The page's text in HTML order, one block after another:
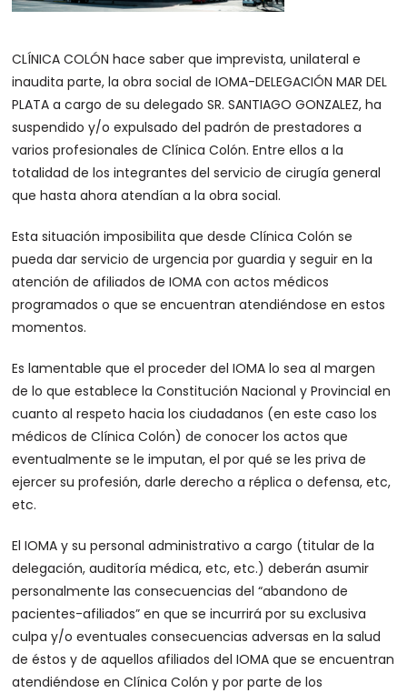
CLÍNICA COLÓN hace saber que imprevista, unilateral e
inaudita parte, la obra social de IOMA-DELEGACIÓN MAR DEL
PLATA a cargo de su delegado SR. SANTIAGO GONZALEZ, ha
suspendido y/o expulsado del padrón de prestadores a
varios profesionales de Clínica Colón. Entre ellos a la
totalidad de los integrantes del servicio de cirugía general
que hasta ahora atendían a la obra social.
Esta situación imposibilita que desde Clínica Colón se
pueda dar servicio de urgencia por guardia y seguir en la
atención de afiliados de IOMA con actos médicos
programados o que se encuentran atendiéndose en estos
momentos.
Es lamentable que el proceder del IOMA lo sea al margen
de lo que establece la Constitución Nacional y Provincial en
cuanto al respeto hacia los ciudadanos (en este caso los
médicos de Clínica Colón) de conocer los actos que
eventualmente se le imputan, el por qué se les priva de
ejercer su profesión, darle derecho a réplica o defensa, etc,
etc.
El IOMA y su personal administrativo a cargo (titular de la
delegación, auditoría médica, etc, etc.) deberán asumir
personalmente las consecuencias del “abandono de
pacientes-afiliados” en que se incurrirá por su exclusiva
culpa y/o eventuales consecuencias adversas en la salud
de éstos y de aquellos afiliados del IOMA que se encuentran
atendiéndose en Clínica Colón y por parte de los